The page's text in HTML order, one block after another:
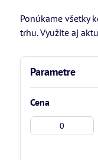
Ponúkame všetky
trhu. Využite aj
Parametre
Cena
Od: